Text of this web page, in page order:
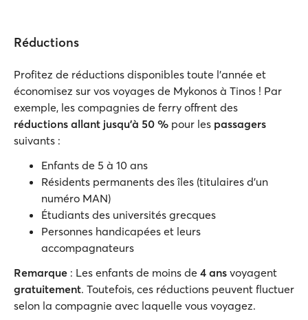
Réductions
Profitez de réductions disponibles toute l’année et
économisez sur vos voyages de Mykonos à Tinos ! Par
exemple, les compagnies de ferry offrent des
réductions allant jusqu'à 50 % pour les passagers
suivants :
Enfants de 5 à 10 ans
Résidents permanents des îles (titulaires d'un
numéro MAN)
Étudiants des universités grecques
Personnes handicapées et leurs
accompagnateurs
Remarque : Les enfants de moins de 4 ans voyagent
gratuitement. Toutefois, ces réductions peuvent fluctuer
selon la compagnie avec laquelle vous voyagez.